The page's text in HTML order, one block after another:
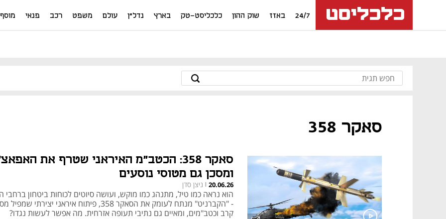
24/7 באזז שוק ההון כלכליסט-טק בארץ נדל"ן עולם משפט רכב פנאי מוסף
סאקר 358
סאקר 358: הכטב"מ האיראני שטרף את
ומסכן גם מטוסי נוסעים
20.06.26
| ניצן סדן
הוא נראה כמו טיל, מתנהג כמו מוקש, ועושה סיוטים לכוחות ביטחון ברחבי
- "הקברניט" מנתח לעומק את הסאקר 358, פיתוח איראני יצירתי
קרב וכטב"מים, ומאיים גם נתיבי תעופה אזרחית. מה אפשר לעשות נגדו?